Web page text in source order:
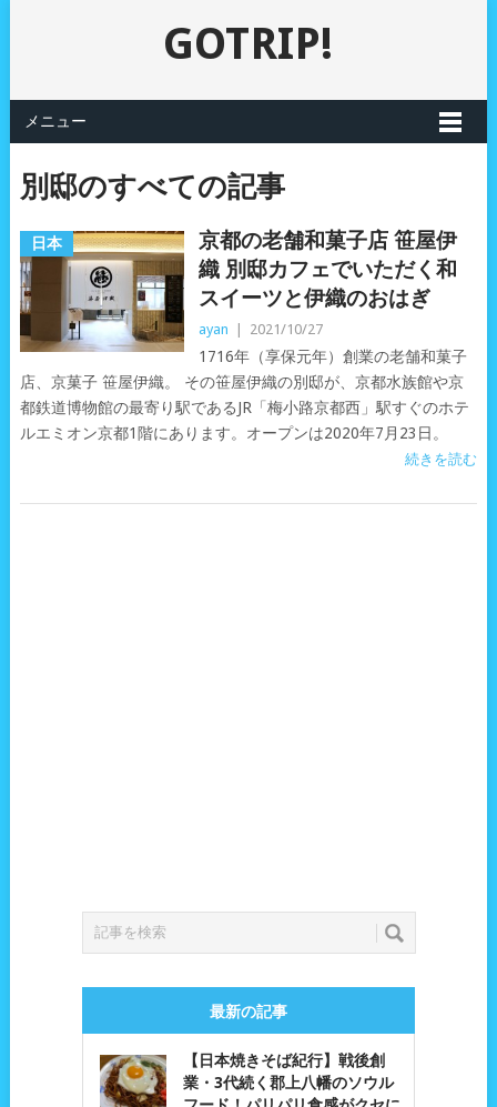
GOTRIP!
メニュー
別邸のすべての記事
日本
京都の老舗和菓子店 笹屋伊
織 別邸カフェでいただく和
スイーツと伊織のおはぎ
ayan 2021/10/27
1716年（享保元年）創業の老舗和菓子
店、京菓子 笹屋伊織。 その笹屋伊織の別邸が、京都水族館や京
都鉄道博物館の最寄り駅であるJR「梅小路京都西」駅すぐのホテ
ルエミオン京都1階にあります。オープンは2020年7月23日。
続きを読む
最新の記事
【日本焼きそば紀行】戦後創
業・3代続く郡上八幡のソウル